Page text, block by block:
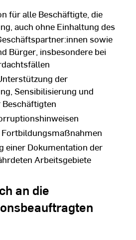
für alle Beschäftigte, die
auch ohne Einhaltung des
sowie
Bürger, insbesondere bei
der
Sensibilisierung und
einer Dokumentation der
Arbeitsgebiete
an die